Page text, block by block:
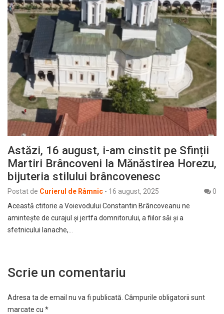
Astăzi, 16 august, i-am cinstit pe Sfinții
Martiri Brâncoveni la Mănăstirea Horezu,
bijuteria stilului brâncovenesc
Postat de Curierul de Râmnic - 16 august, 2025
0
Această ctitorie a Voievodului Constantin Brâncoveanu ne
amintește de curajul și jertfa domnitorului, a fiilor săi și a
sfetnicului Ianache,…
Scrie un comentariu
Adresa ta de email nu va fi publicată. Câmpurile obligatorii sunt
marcate cu *